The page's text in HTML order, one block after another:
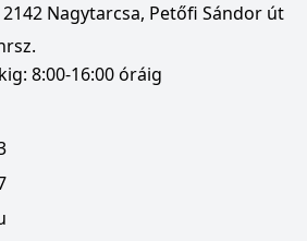
Nagytarcsa, Petőfi Sándor út
8:00-16:00 óráig